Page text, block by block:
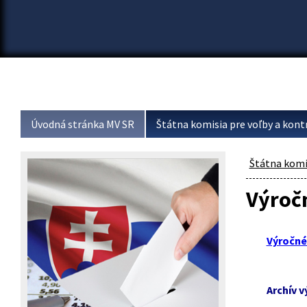
Úvodná stránka MV SR Štátna komisia pre voľby a
Štátna
Archív